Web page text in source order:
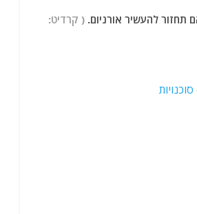
להעשיר אורניום. ( קרדיט: